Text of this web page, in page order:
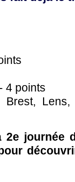
4 points
Brest,
journée